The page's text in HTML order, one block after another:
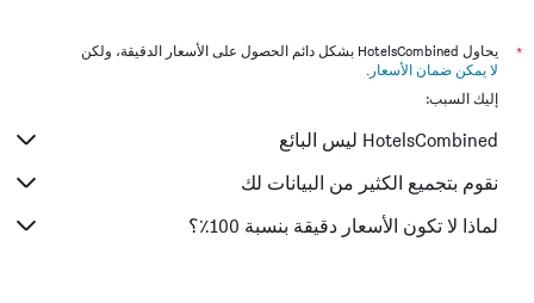
*
يحاول HotelsCombined بشكل دائم الحصول على الأسعار الدقيقة، ولكن
لا يمكن ضمان الأسعار .
إليك السبب:
HotelsCombined ليس البائع
نقوم بتجميع الكثير من البيانات لك
لماذا لا تكون الأسعار دقيقة بنسبة 100٪؟